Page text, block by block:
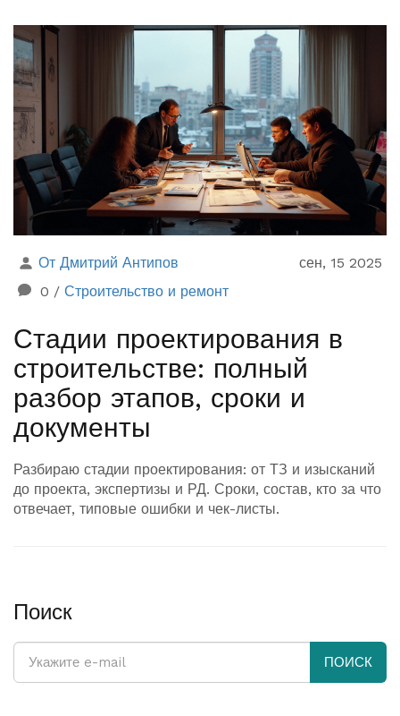
От Дмитрий Антипов
сен, 15 2025
0 / Строительство и ремонт
Стадии проектирования в
строительстве: полный
разбор этапов, сроки и
документы
Разбираю стадии проектирования: от ТЗ и изысканий
до проекта, экспертизы и РД. Сроки, состав, кто за что
отвечает, типовые ошибки и чек-листы.
Поиск
ПОИСК